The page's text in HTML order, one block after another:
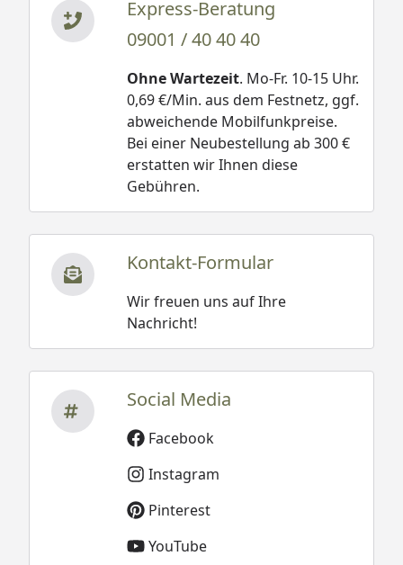
Express-Beratung
09001 / 40 40 40
Ohne Wartezeit. Mo-Fr. 10-15 Uhr.
0,69 €/Min. aus dem Festnetz, ggf.
abweichende Mobilfunkpreise.
Bei einer Neubestellung ab 300 €
erstatten wir Ihnen diese
Gebühren.
Kontakt-Formular
Wir freuen uns auf Ihre
Nachricht!
Social Media
Facebook
Instagram
Pinterest
YouTube